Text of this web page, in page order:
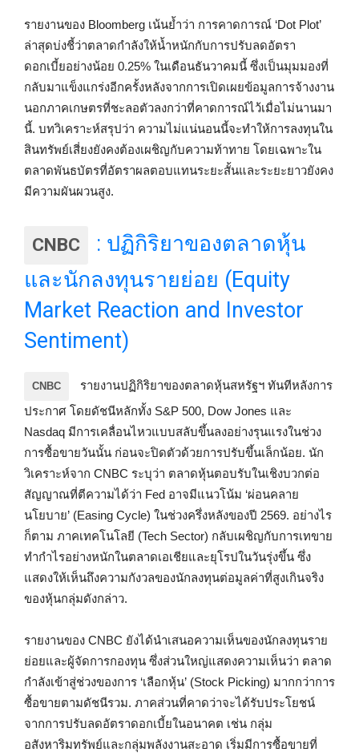
รายงานของ Bloomberg เน้นย้ำว่า การคาดการณ์ ‘Dot Plot’
ล่าสุดบ่งชี้ว่าตลาดกำลังให้น้ำหนักกับการปรับลดอัตรา
ดอกเบี้ยอย่างน้อย 0.25% ในเดือนธันวาคมนี้ ซึ่งเป็นมุมมองที่
กลับมาแข็งแกร่งอีกครั้งหลังจากการเปิดเผยข้อมูลการจ้างงาน
นอกภาคเกษตรที่ชะลอตัวลงกว่าที่คาดการณ์ไว้เมื่อไม่นานมา
นี้. บทวิเคราะห์สรุปว่า ความไม่แน่นอนนี้จะทำให้การลงทุนใน
สินทรัพย์เสี่ยงยังคงต้องเผชิญกับความท้าทาย โดยเฉพาะใน
ตลาดพันธบัตรที่อัตราผลตอบแทนระยะสั้นและระยะยาวยังคง
มีความผันผวนสูง.
CNBC
: ปฏิกิริยาของตลาดหุ้น
และนักลงทุนรายย่อย (Equity
Market Reaction and Investor
Sentiment)
CNBC
รายงานปฏิกิริยาของตลาดหุ้นสหรัฐฯ ทันทีหลังการ
ประกาศ โดยดัชนีหลักทั้ง S&P 500, Dow Jones และ
Nasdaq มีการเคลื่อนไหวแบบสลับขึ้นลงอย่างรุนแรงในช่วง
การซื้อขายวันนั้น ก่อนจะปิดตัวด้วยการปรับขึ้นเล็กน้อย. นัก
วิเคราะห์จาก CNBC ระบุว่า ตลาดหุ้นตอบรับในเชิงบวกต่อ
สัญญาณที่ตีความได้ว่า Fed อาจมีแนวโน้ม ‘ผ่อนคลาย
นโยบาย’ (Easing Cycle) ในช่วงครึ่งหลังของปี 2569. อย่างไร
ก็ตาม ภาคเทคโนโลยี (Tech Sector) กลับเผชิญกับการเทขาย
ทำกำไรอย่างหนักในตลาดเอเชียและยุโรปในวันรุ่งขึ้น ซึ่ง
แสดงให้เห็นถึงความกังวลของนักลงทุนต่อมูลค่าที่สูงเกินจริง
ของหุ้นกลุ่มดังกล่าว.
รายงานของ CNBC ยังได้นำเสนอความเห็นของนักลงทุนราย
ย่อยและผู้จัดการกองทุน ซึ่งส่วนใหญ่แสดงความเห็นว่า ตลาด
กำลังเข้าสู่ช่วงของการ ‘เลือกหุ้น’ (Stock Picking) มากกว่าการ
ซื้อขายตามดัชนีรวม. ภาคส่วนที่คาดว่าจะได้รับประโยชน์
จากการปรับลดอัตราดอกเบี้ยในอนาคต เช่น กลุ่ม
อสังหาริมทรัพย์และกลุ่มพลังงานสะอาด เริ่มมีการซื้อขายที่